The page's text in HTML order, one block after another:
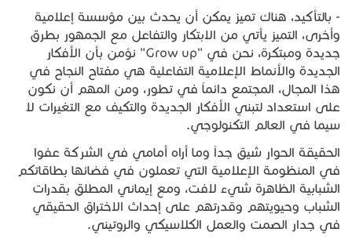
- بالتأكيد، هناك تميز يمكن أن يحدث بين مؤسسة إعلامية
وأخرى، التميز يأتي من الابتكار والتفاعل مع الجمهور بطرق
جديدة ومبتكرة، نحن في "Grow up" نؤمن بأن الأفكار
الجديدة والأنماط الإعلامية التفاعلية هي مفتاح النجاح في
هذا المجال، المجتمع دائماً في تطور، ومن المهم أن نكون
على استعداد لتبني الأفكار الجديدة والتكيف مع التغيرات لا
سيما في العالم التكنولوجي.
الحقيقة الحوار شيق جداً وما أراه أمامي في الشركة عفوا
في المنظومة الإعلامية التي تعملون في فضائها بطاقاتكم
الشبابية الظاهرة شيء لافت، ومع إيماني المطلق بقدرات
الشباب وحيويتهم وقدرتهم على إحداث الاختراق الحقيقي
في جدار الصمت والعمل الكلاسيكي والروتيني.